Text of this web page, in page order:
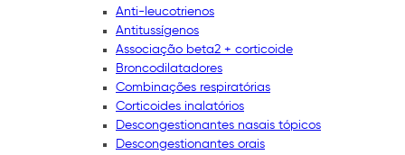
Anti-leucotrienos
Antitussígenos
Associação beta2 + corticoide
Broncodilatadores
Combinações respiratórias
Corticoides inalatórios
Descongestionantes nasais tópicos
Descongestionantes orais